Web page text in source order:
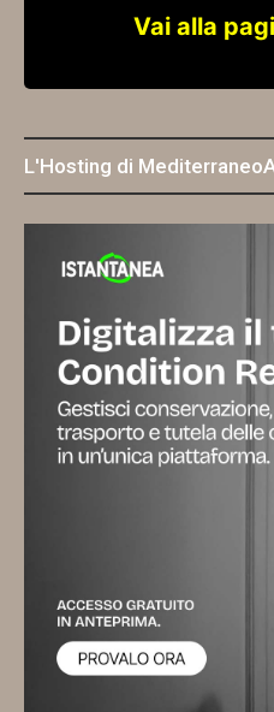
Vai alla
L'Hosting di